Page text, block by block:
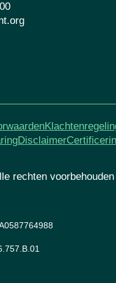
Disclaimer
rechten voorbehouden